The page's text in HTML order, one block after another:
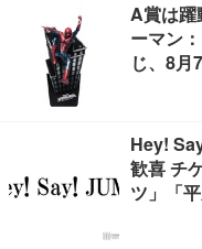
A賞は躍
ーマン
じ、8月
Hey!
歓喜 チ
ツ」「